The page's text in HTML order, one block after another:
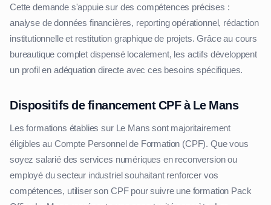
Cette demande s'appuie sur des compétences précises :
analyse de données financières, reporting opérationnel, rédaction
institutionnelle et restitution graphique de projets. Grâce au cours
bureautique complet dispensé localement, les actifs développent
un profil en adéquation directe avec ces besoins spécifiques.
Dispositifs de financement CPF à Le Mans
Les formations établies sur Le Mans sont majoritairement
éligibles au Compte Personnel de Formation (CPF). Que vous
soyez salarié des services numériques en reconversion ou
employé du secteur industriel souhaitant renforcer vos
compétences, utiliser son CPF pour suivre une formation Pack